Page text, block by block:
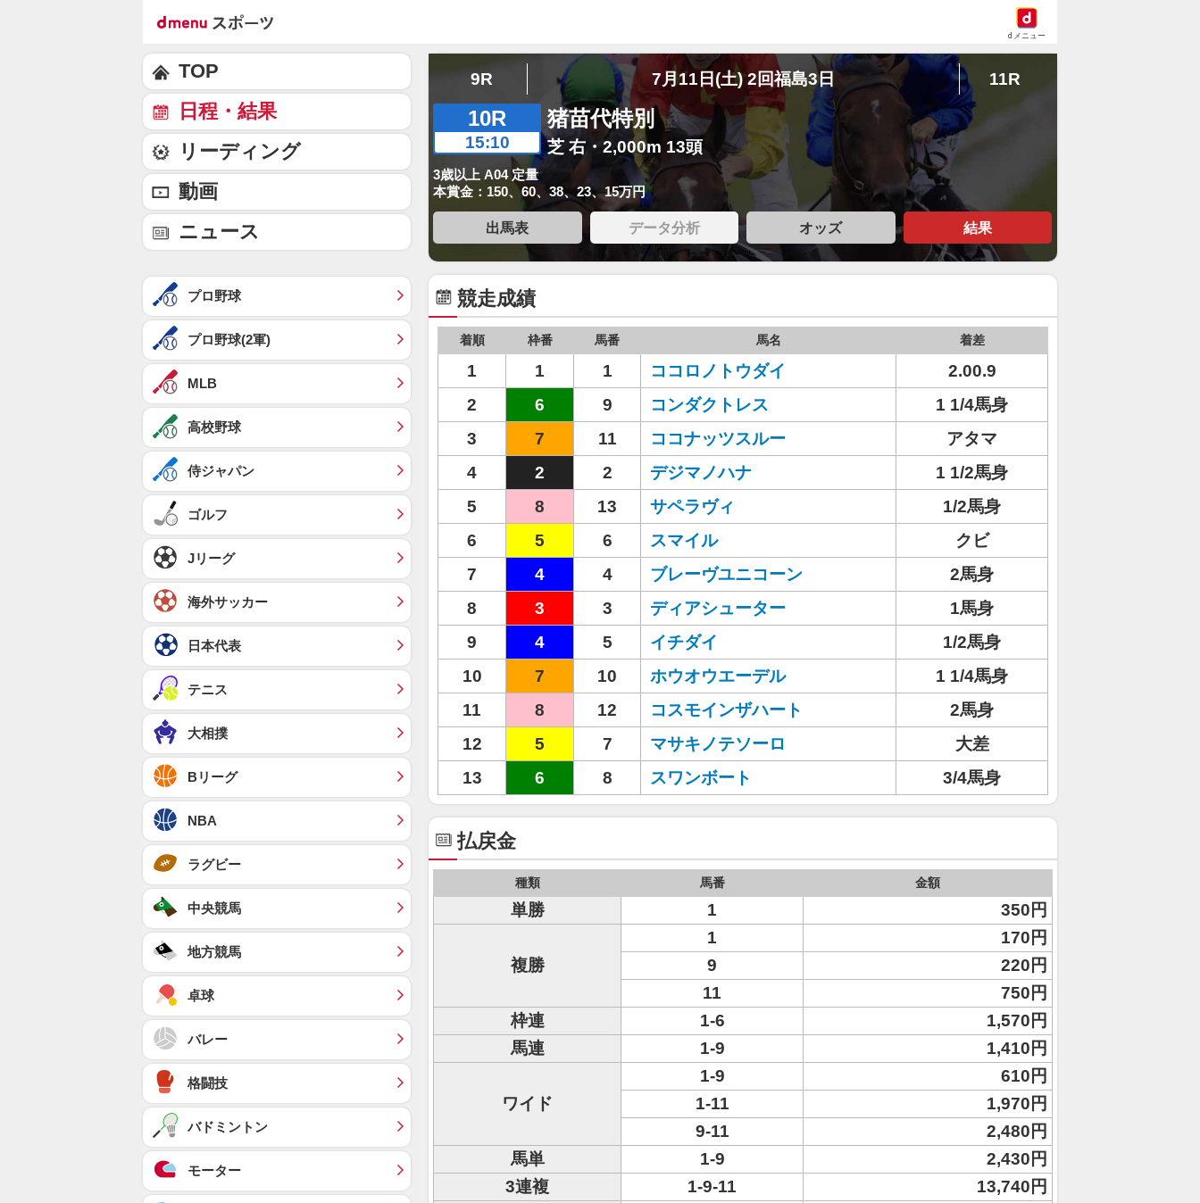
dメニュー
9R 7月11日(土) 2回福島3日 11R
10R
15:10
猪苗代特別
芝 右・2,000m 13頭
3歳以上 A04 定量
本賞金：150、60、38、23、15万円
出馬表 データ分析 オッズ 結果
競走成績
着順 枠番 馬番 馬名 着差
1 1 1 ココロノトウダイ
2.00.9
2
6 9 コンダクトレス
1 1/4馬身
3
7 11 ココナッツスルー
アタマ
4
2 2 デジマノハナ
1 1/2馬身
5
8 13 サペラヴィ
1/2馬身
6
5 6 スマイル
クビ
7
4 4 ブレーヴユニコーン
2馬身
8
3 3 ディアシューター
1馬身
9
4 5 イチダイ
1/2馬身
10
7 10 ホウオウエーデル
1 1/4馬身
11
8 12 コスモインザハート
2馬身
12
5 7 マサキノテソーロ
大差
13
6 8 スワンボート 3/4馬身
払戻金
種類 馬番 金額
単勝 1 350円
複勝
1
170円
9
220円
11
750円
枠連
1-6
1,570円
馬連
1-9 1,410円
ワイド
1-9
610円
1-11
1,970円
9-11
2,480円
馬単
1-9
2,430円
3連複
1-9-11
13,740円
TOP
日程・結果
リーディング
動画
ニュース
プロ野球
プロ野球(2軍)
MLB
高校野球
侍ジャパン
ゴルフ
Jリーグ
海外サッカー
日本代表
テニス
大相撲
Bリーグ
NBA
ラグビー
中央競馬
地方競馬
卓球
バレー
格闘技
バドミントン
モーター